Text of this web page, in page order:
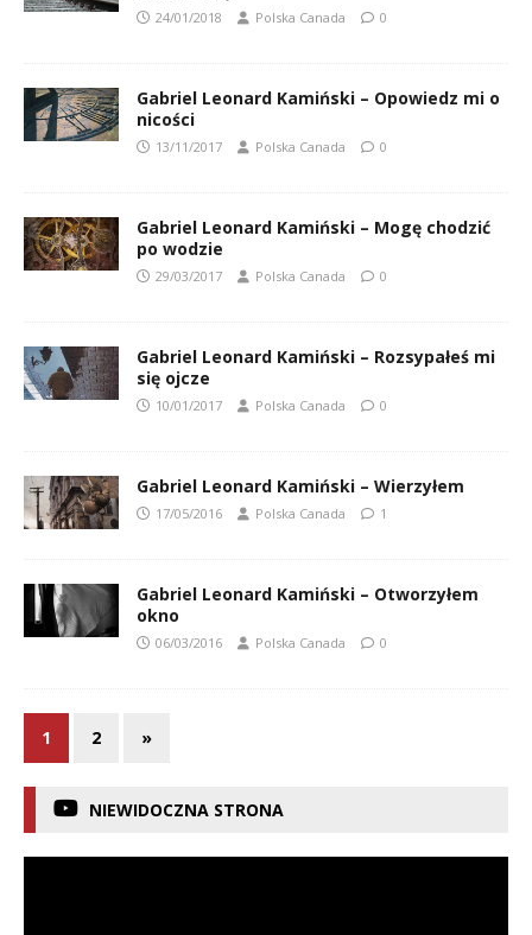
24/01/2018 Polska Canada 0
Gabriel Leonard Kamiński – Opowiedz mi o
nicości
13/11/2017 Polska Canada 0
Gabriel Leonard Kamiński – Mogę chodzić
po wodzie
29/03/2017 Polska Canada 0
Gabriel Leonard Kamiński – Rozsypałeś mi
się ojcze
10/01/2017 Polska Canada 0
Gabriel Leonard Kamiński – Wierzyłem
17/05/2016 Polska Canada 1
Gabriel Leonard Kamiński – Otworzyłem
okno
06/03/2016 Polska Canada 0
1 2 »
NIEWIDOCZNA STRONA